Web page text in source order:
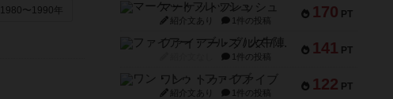
1980〜1990年 170 PT
マーケットフレッシュ
紹介文あり 1件の投稿
141 PT
ファイアー・ブルズ / 火牛陣
1件の投稿
122 PT
ワン・トゥ・ファイブ
紹介文あり 1件の投稿